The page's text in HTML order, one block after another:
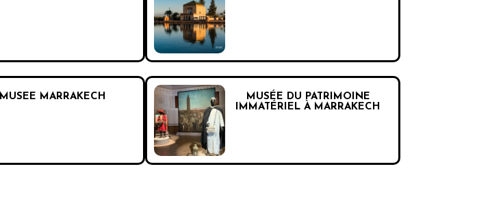
MUSEE MARRAKECH
MUSÉE DU PATRIMOINE
IMMATÉRIEL À MARRAKECH